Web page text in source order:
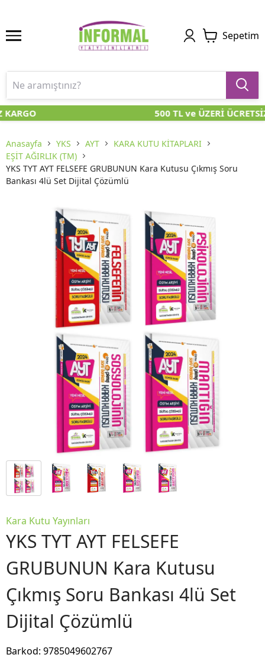
Sepetim
500 TL ve ÜZERİ
Anasayfa YKS AYT
KARA KUTU KİTAPLARI
EŞİT AĞIRLIK (TM)
YKS TYT AYT FELSEFE GRUBUNUN Kara Kutusu Çıkmış Soru
Bankası 4lü Set Dijital Çözümlü
Kara Kutu Yayınları
YKS TYT AYT FELSEFE
GRUBUNUN Kara Kutusu
Çıkmış Soru Bankası 4lü Set
Dijital Çözümlü
Barkod: 9785049602767